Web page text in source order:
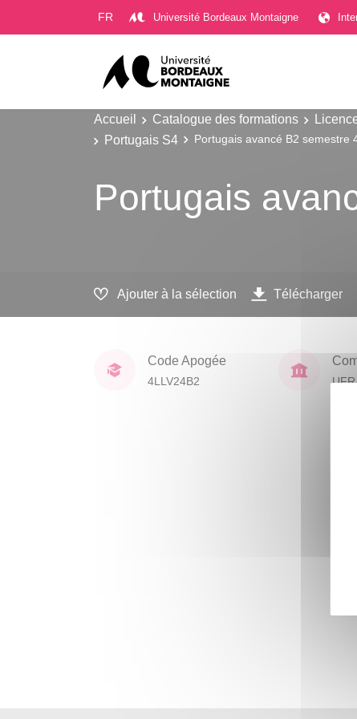
FR Université Bordeaux Montaigne
Accueil Catalogue des formations
Portugais S4
Portugais avancé B2 semestre
Portugais
Ajouter à la sélection Télécharger
Code Apogée
4LLV24B2